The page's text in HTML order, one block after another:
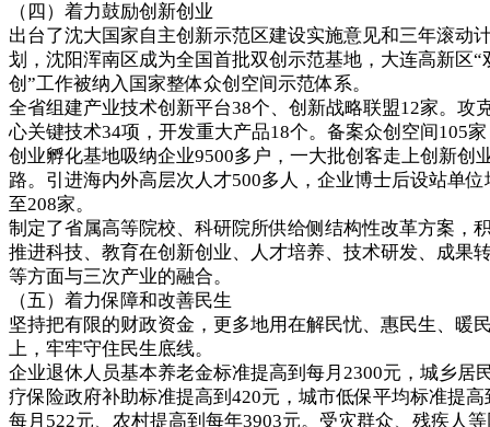
（四）着力鼓励创新创业
出台了沈大国家自主创新示范区建设实施意见和三年滚动
划，沈阳浑南区成为全国首批双创示范基地，大连高新区“
创”工作被纳入国家整体众创空间示范体系。
全省组建产业技术创新平台38个、创新战略联盟12家。攻
心关键技术34项，开发重大产品18个。备案众创空间105
创业孵化基地吸纳企业9500多户，一大批创客走上创新创
路。引进海内外高层次人才500多人，企业博士后设站单位
至208家。
制定了省属高等院校、科研院所供给侧结构性改革方案，
推进科技、教育在创新创业、人才培养、技术研发、成果
等方面与三次产业的融合。
（五）着力保障和改善民生
坚持把有限的财政资金，更多地用在解民忧、惠民生、暖
上，牢牢守住民生底线。
企业退休人员基本养老金标准提高到每月2300元，城乡居
疗保险政府补助标准提高到420元，城市低保平均标准提高
每月522元、农村提高到每年3903元。受灾群众、残疾人